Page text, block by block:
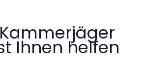
Ihnen helfen